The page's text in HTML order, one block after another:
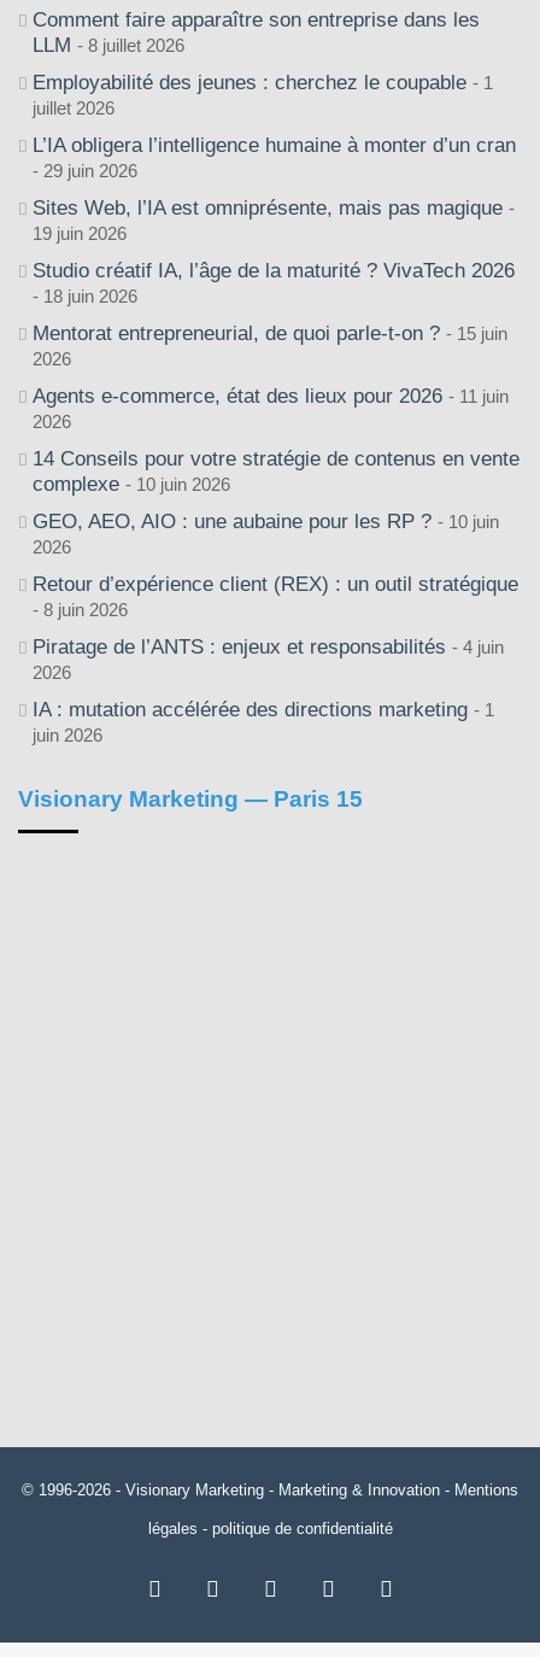
Comment faire apparaître son entreprise dans les
LLM
8 juillet 2026
Employabilité des jeunes : cherchez le coupable
1
juillet 2026
L’IA obligera l’intelligence humaine à monter d’un cran
29 juin 2026
Sites Web, l’IA est omniprésente, mais pas magique
19 juin 2026
Studio créatif IA, l’âge de la maturité ? VivaTech 2026
18 juin 2026
Mentorat entrepreneurial, de quoi parle-t-on ?
15 juin
2026
Agents e-commerce, état des lieux pour 2026
11 juin
2026
14 Conseils pour votre stratégie de contenus en vente
complexe
10 juin 2026
GEO, AEO, AIO : une aubaine pour les RP ?
10 juin
2026
Retour d’expérience client (REX) : un outil stratégique
8 juin 2026
Piratage de l’ANTS : enjeux et responsabilités
4 juin
2026
IA : mutation accélérée des directions marketing
1
juin 2026
Visionary Marketing — Paris 15
© 1996-2026 - Visionary Marketing - Marketing & Innovation - Mentions
légales - politique de confidentialité
Facebook Linkedin